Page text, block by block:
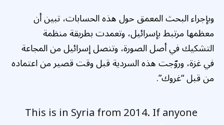
وبإجراء البحث المعمق حول هذه الحسابات، تبين أن
معظمها مرتبط بإسرائيل، وتعمدت بطريقة منظمة
التشكيك في أصل الصورة، وتنصل إسرائيل من المجاعة
في غزة، وروّجت هذه السردية قبل وقت قصير من اعتماده
من قبل “غروك”.
This is in Syria from 2014. If anyone